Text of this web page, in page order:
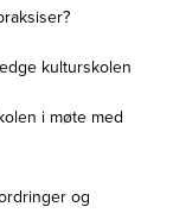
kulturskolen
i møte med
og